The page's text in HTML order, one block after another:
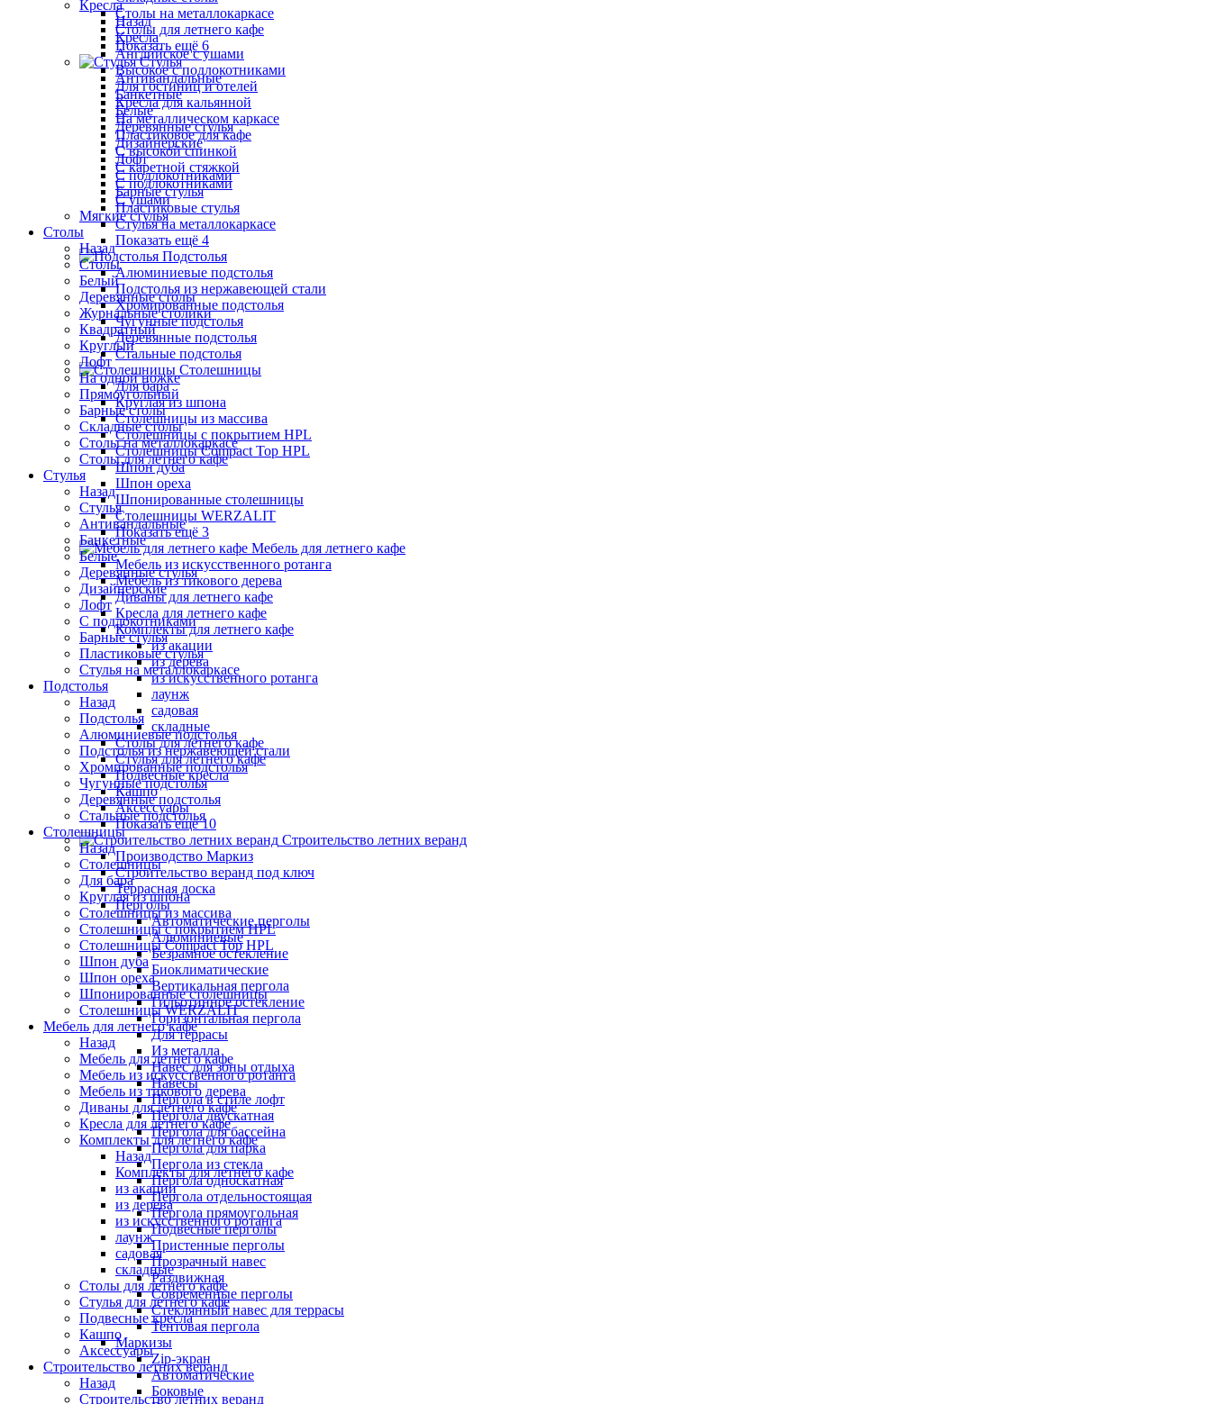
Столы на металлокаркасе
Столы для летнего кафе
Показать ещё 6
Стулья
Антивандальные
Банкетные
Белые
Деревянные стулья
Дизайнерские
Лофт
С подлокотниками
Барные стулья
Пластиковые стулья
Стулья на металлокаркасе
Показать ещё 4
Подстолья
Алюминиевые подстолья
Подстолья из нержавеющей стали
Хромированные подстолья
Чугунные подстолья
Деревянные подстолья
Стальные подстолья
Столешницы
Для бара
Круглая из шпона
Столешницы из массива
Столешницы с покрытием HPL
Столешницы Сompact Top HPL
Шпон дуба
Шпон ореха
Шпонированные столешницы
Столешницы WERZALIT
Показать ещё 3
Мебель для летнего кафе
Мебель из искусственного ротанга
Мебель из тикового дерева
Диваны для летнего кафе
Кресла для летнего кафе
Комплекты для летнего кафе
из акации
из дерева
из искусственного ротанга
лаунж
садовая
складные
Столы для летнего кафе
Стулья для летнего кафе
Подвесные кресла
Кашпо
Аксессуары
Показать ещё 10
Строительство летних веранд
Производство Маркиз
Строительство веранд под ключ
Террасная доска
Перголы
Автоматические перголы
Алюминиевые
Безрамное остекление
Биоклиматические
Вертикальная пергола
Гильотинное остекление
Горизонтальная пергола
Для террасы
Из металла
Навес для зоны отдыха
Навесы
Пергола в стиле лофт
Пергола двускатная
Пергола для бассейна
Пергола для парка
Пергола из стекла
Пергола односкатная
Пергола отдельностоящая
Пергола прямоугольная
Подвесные перголы
Пристенные перголы
Прозрачный навес
Раздвижная
Современные перголы
Стеклянный навес для террасы
Тентовая пергола
Маркизы
Zip-экран
Автоматические
Боковые
Кресла
Назад
Кресла
Английское с ушами
Высокое с подлокотниками
Для гостиниц и отелей
Кресла для кальянной
На металлическом каркасе
Пластиковое для кафе
С высокой спинкой
С каретной стяжкой
С подлокотниками
С ушами
Мягкие стулья
Столы
Назад
Столы
Белый
Деревянные столы
Журнальные столики
Квадратный
Круглый
Лофт
На одной ножке
Прямоугольный
Барные столы
Складные столы
Столы на металлокаркасе
Столы для летнего кафе
Стулья
Назад
Стулья
Антивандальные
Банкетные
Белые
Деревянные стулья
Дизайнерские
Лофт
С подлокотниками
Барные стулья
Пластиковые стулья
Стулья на металлокаркасе
Подстолья
Назад
Подстолья
Алюминиевые подстолья
Подстолья из нержавеющей стали
Хромированные подстолья
Чугунные подстолья
Деревянные подстолья
Стальные подстолья
Столешницы
Назад
Столешницы
Для бара
Круглая из шпона
Столешницы из массива
Столешницы с покрытием HPL
Столешницы Сompact Top HPL
Шпон дуба
Шпон ореха
Шпонированные столешницы
Столешницы WERZALIT
Мебель для летнего кафе
Назад
Мебель для летнего кафе
Мебель из искусственного ротанга
Мебель из тикового дерева
Диваны для летнего кафе
Кресла для летнего кафе
Комплекты для летнего кафе
Назад
Комплекты для летнего кафе
из акации
из дерева
из искусственного ротанга
лаунж
садовая
складные
Столы для летнего кафе
Стулья для летнего кафе
Подвесные кресла
Кашпо
Аксессуары
Строительство летних веранд
Назад
Строительство летних веранд